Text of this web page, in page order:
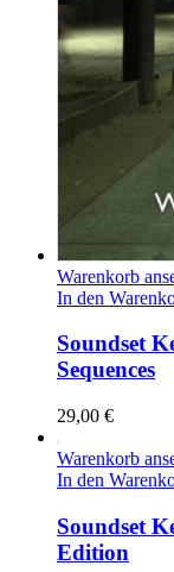
Warenkorb
In den
Soundset
Sequences
29,00 €
Warenkorb
In den
Soundset
Edition